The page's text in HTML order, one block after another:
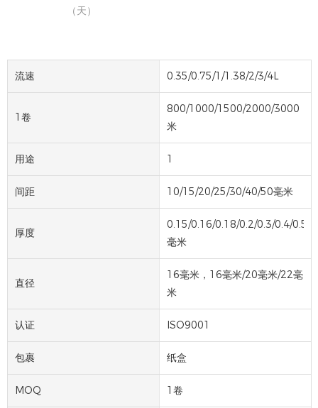
（天）
流速 0.35/0.75/1/1.38/2/3/4L
1卷
800/1000/1500/2000/3000
米
用途 1
间距 10/15/20/25/30/40/50毫米
厚度
0.15/0.16/0.18/0.2/0.3/0.4/0.5/
毫米
直径
16毫米，16毫米/20毫米/22毫
米
认证 ISO9001
包裹 纸盒
MOQ 1卷